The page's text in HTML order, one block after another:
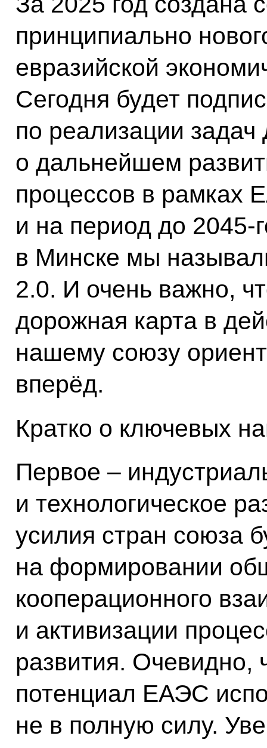
принципиально
евразийской
Сегодня будет
по реализации задач
о дальнейшем
процессов в рамках
и на период до 2045-
в Минске мы
2.0. И очень важно,
дорожная карта в
нашему союзу
вперёд.
Кратко о ключевых
Первое –
и технологическое
усилия стран союза
на формировании
кооперационного
и активизации
развития. Очевидно,
потенциал ЕАЭС
не в полную силу.